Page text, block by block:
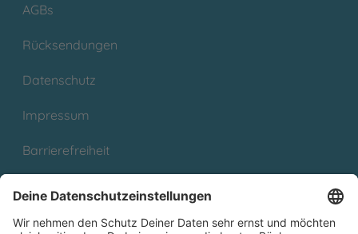
AGBs
Rücksendungen
Datenschutz
Impressum
Barrierefreiheit
Partnerprogramm (Affiliate)